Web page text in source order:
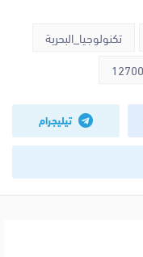
تكنولوجيا_البحرية
تيليجرام